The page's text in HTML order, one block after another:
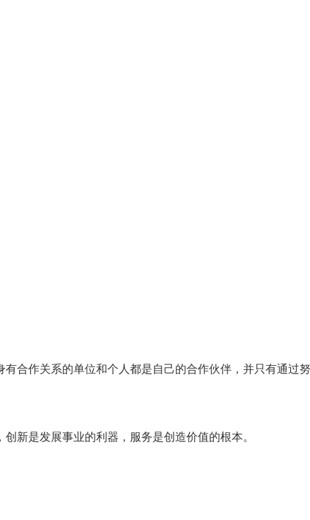
合作关系的单位和个人都是自己的合作伙伴，并只有通过
新是发展事业的利器，服务是创造价值的根本。